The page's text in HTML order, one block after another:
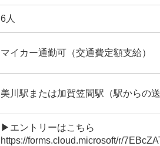
6人
マイカー通勤可（交通費定額支給）
美川駅または加賀笠間駅（駅からの送
▶エントリーはこちら
https://forms.cloud.microsoft/r/